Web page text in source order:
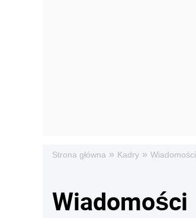
Strona główna » Kadry » Wiadomości
Wiadomości